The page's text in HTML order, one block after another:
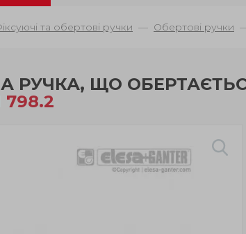
та обертові ручки Обертові ручки
РУЧКА, ЩО
798.2